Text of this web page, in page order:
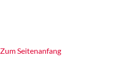
Zum Seitenanfang